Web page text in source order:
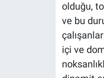
olduğu,
ve bu
içi ve